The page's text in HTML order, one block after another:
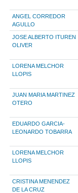
ANGEL CORREDOR
AGULLO
JOSE ALBERTO ITUREN
OLIVER
LORENA MELCHOR
LLOPIS
JUAN MARIA MARTINEZ
OTERO
EDUARDO GARCIA-
LEONARDO TOBARRA
LORENA MELCHOR
LLOPIS
CRISTINA MENENDEZ
DE LA CRUZ